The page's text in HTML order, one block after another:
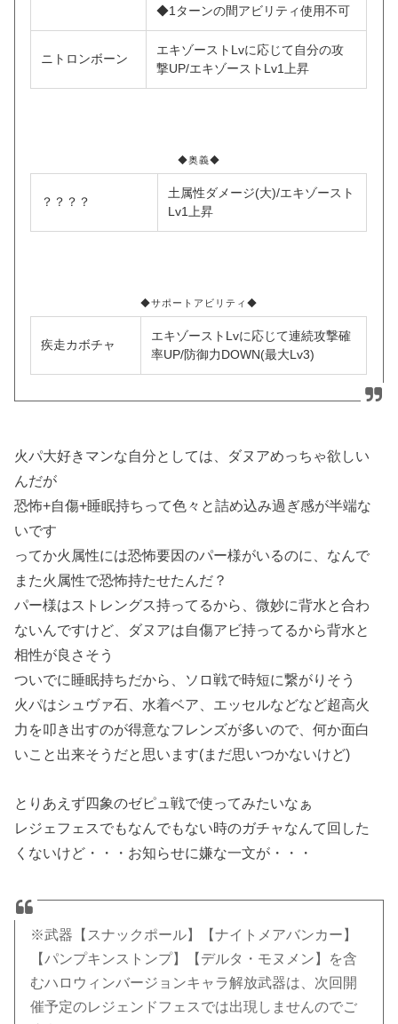
◆1ターンの間アビリティ使用不可
ニトロンボーン
エキゾーストLvに応じて自分の攻
撃UP/エキゾーストLv1上昇
◆奥義◆
？？？？
土属性ダメージ(大)/エキゾースト
Lv1上昇
◆サポートアビリティ◆
疾走カボチャ
エキゾーストLvに応じて連続攻撃確
率UP/防御力DOWN(最大Lv3)
火パ大好きマンな自分としては、ダヌアめっちゃ欲しい
んだが
恐怖+自傷+睡眠持ちって色々と詰め込み過ぎ感が半端な
いです
ってか火属性には恐怖要因のパー様がいるのに、なんで
また火属性で恐怖持たせたんだ？
パー様はストレングス持ってるから、微妙に背水と合わ
ないんですけど、ダヌアは自傷アビ持ってるから背水と
相性が良さそう
ついでに睡眠持ちだから、ソロ戦で時短に繋がりそう
火パはシュヴァ石、水着ベア、エッセルなどなど超高火
力を叩き出すのが得意なフレンズが多いので、何か面白
いこと出来そうだと思います(まだ思いつかないけど)
とりあえず四象のゼピュ戦で使ってみたいなぁ
レジェフェスでもなんでもない時のガチャなんて回した
くないけど・・・お知らせに嫌な一文が・・・
※武器【スナックポール】【ナイトメアバンカー】
【パンプキンストンプ】【デルタ・モヌメン】を含
むハロウィンバージョンキャラ解放武器は、次回開
催予定のレジェンドフェスでは出現しませんのでご